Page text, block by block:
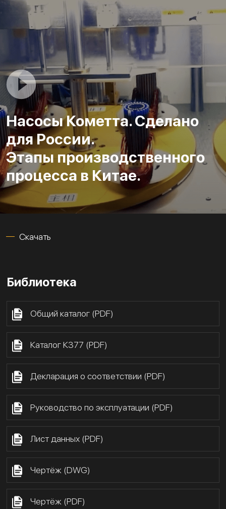
Насосы Кометта. Сделано
для России.
Этапы производственного
процесса в Китае.
Скачать
Библиотека
Общий каталог (PDF)
Каталог К377 (PDF)
Декларация о соответствии (PDF)
Руководство по эксплуатации (PDF)
Лист данных (PDF)
Чертёж (DWG)
Чертёж (PDF)